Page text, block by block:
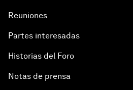
Reuniones
Partes interesadas
Historias del Foro
Notas de prensa